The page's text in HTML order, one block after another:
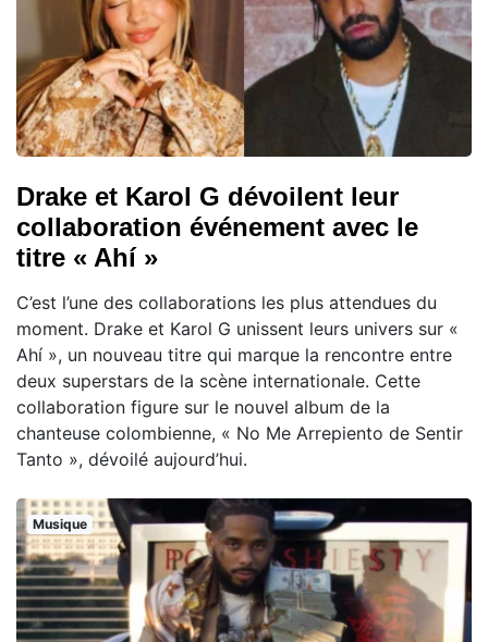
Drake et Karol G dévoilent leur
collaboration événement avec le
titre « Ahí »
C’est l’une des collaborations les plus attendues du
moment. Drake et Karol G unissent leurs univers sur «
Ahí », un nouveau titre qui marque la rencontre entre
deux superstars de la scène internationale. Cette
collaboration figure sur le nouvel album de la
chanteuse colombienne, « No Me Arrepiento de Sentir
Tanto », dévoilé aujourd’hui.
Musique